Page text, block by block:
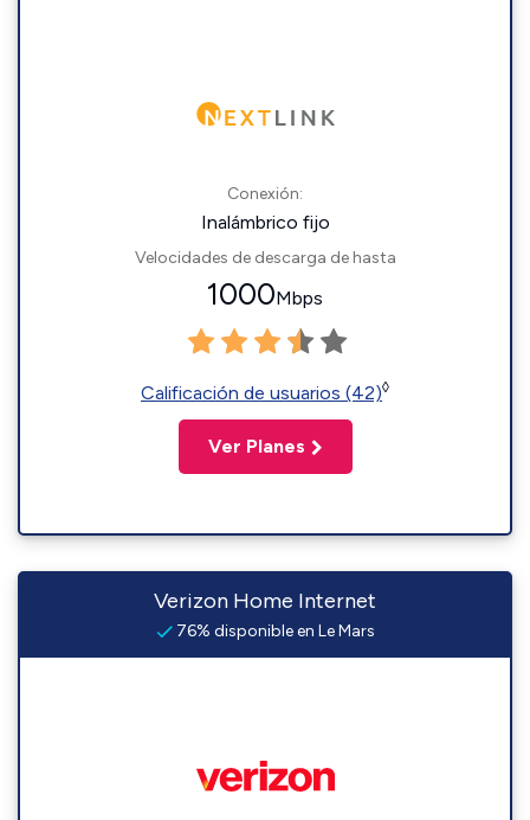
Conexión:
Inalámbrico fijo
Velocidades de descarga de hasta
1000Mbps
Calificación de usuarios (42)◊
Ver Planes
Verizon Home Internet
76% disponible en Le Mars